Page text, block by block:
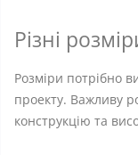
Різні
Розміри потрібно
проекту. Важливу
конструкцію та